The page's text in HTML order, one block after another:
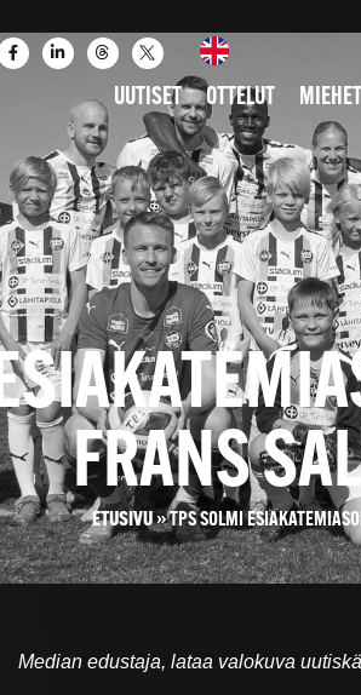
UUTISET OTTELUT MIEHET
FRANS
ETUSIVU»TPS SOLMI
Median edustaja, lataa valokuva